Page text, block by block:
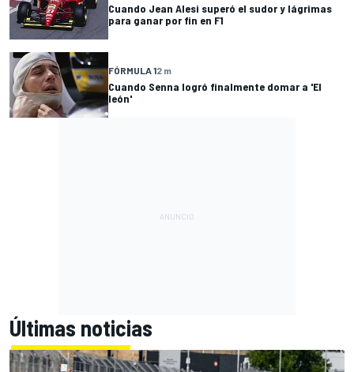
Cuando Jean Alesi superó el sudor y lágrimas
para ganar por fin en F1
FÓRMULA 12 m
Cuando Senna logró finalmente domar a 'El
león'
Últimas noticias